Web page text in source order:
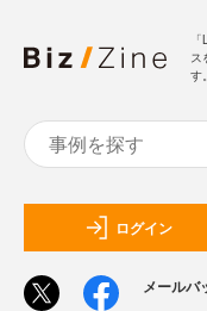
ス
す。
ログイン
メールバ